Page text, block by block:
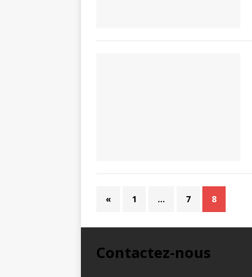
« 1 … 7 8
Contactez-nous